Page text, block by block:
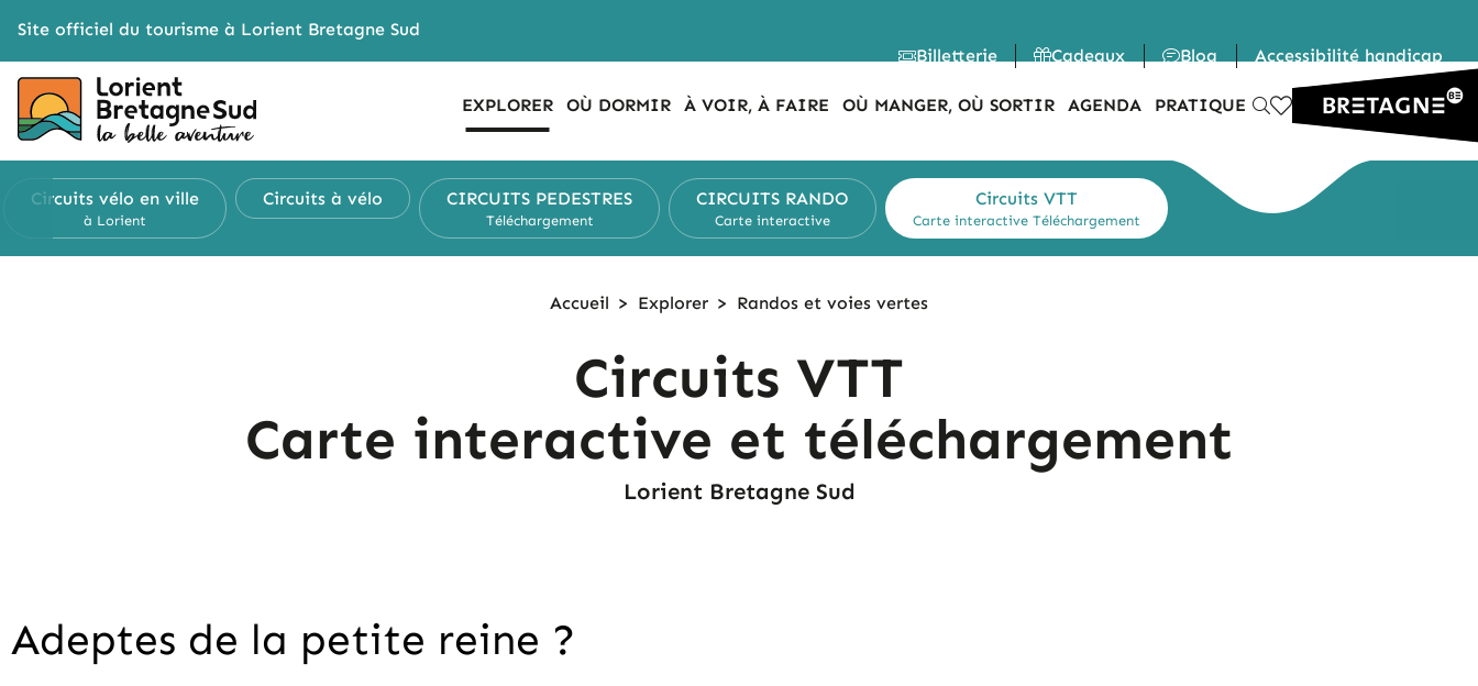
Site officiel du tourisme à Lorient Bretagne Sud
Billetterie
Cadeaux Blog Accessibilité handicap
EXPLORER OÙ DORMIR À VOIR, À FAIRE OÙ MANGER, OÙ SORTIR AGENDA PRATIQUE
Circuits vélo en ville
à Lorient
Circuits à vélo CIRCUITS PEDESTRES
Téléchargement
CIRCUITS RANDO
Carte interactive
Circuits VTT
Carte interactive Téléchargement
Accueil > Explorer > Randos et voies vertes
Circuits VTT
Carte interactive et téléchargement
Lorient Bretagne Sud
Adeptes de la petite reine ?